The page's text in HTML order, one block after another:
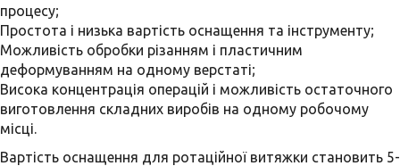
процесу;
Простота і низька вартість оснащення та інструменту;
Можливість обробки різанням і пластичним
деформуванням на одному верстаті;
Висока концентрація операцій і можливість остаточного
виготовлення складних виробів на одному робочому
місці.
Вартість оснащення для ротаційної витяжки становить 5-